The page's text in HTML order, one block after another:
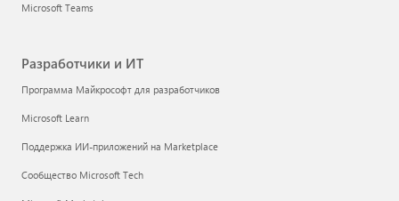
Microsoft Teams
Разработчики и ИТ
Программа Майкрософт для разработчиков
Microsoft Learn
Поддержка ИИ-приложений на Marketplace
Сообщество Microsoft Tech